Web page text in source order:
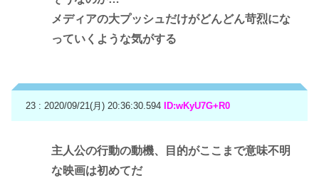
メディアの大プッシュだけがどんどん苛烈にな
っていくような気がする
23 : 2020/09/21(月) 20:36:30.594 ID:wKyU7G+R0
主人公の行動の動機、目的がここまで意味不明
な映画は初めてだ